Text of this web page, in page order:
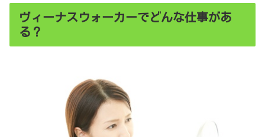
ヴィーナスウォーカーでどんな仕事があ
る？